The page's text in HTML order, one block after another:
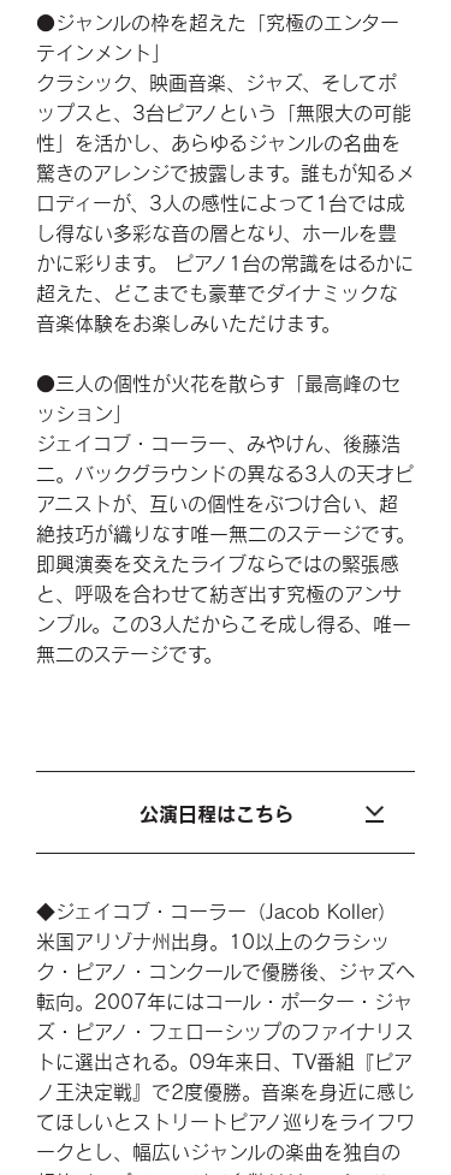
●ジャンルの枠を超えた「究極のエンター
テインメント」
クラシック、映画音楽、ジャズ、そしてポ
ップスと、3台ピアノという「無限大の可能
性」を活かし、あらゆるジャンルの名曲を
驚きのアレンジで披露します。誰もが知るメ
ロディーが、3人の感性によって1台では成
し得ない多彩な音の層となり、ホールを豊
かに彩ります。 ピアノ1台の常識をはるかに
超えた、どこまでも豪華でダイナミックな
音楽体験をお楽しみいただけます。
●三人の個性が火花を散らす「最高峰のセ
ッション」
ジェイコブ・コーラー、みやけん、後藤浩
二。バックグラウンドの異なる3人の天才ピ
アニストが、互いの個性をぶつけ合い、超
絶技巧が織りなす唯一無二のステージです。
即興演奏を交えたライブならではの緊張感
と、呼吸を合わせて紡ぎ出す究極のアンサ
ンブル。この3人だからこそ成し得る、唯一
無二のステージです。
公演日程はこちら
◆ジェイコブ・コーラー（Jacob Koller）
米国アリゾナ州出身。10以上のクラシッ
ク・ピアノ・コンクールで優勝後、ジャズへ
転向。2007年にはコール・ポーター・ジャ
ズ・ピアノ・フェローシップのファイナリス
トに選出される。09年来日、TV番組『ピア
ノ王決定戦』で2度優勝。音楽を身近に感じ
てほしいとストリートピアノ巡りをライフワ
ークとし、幅広いジャンルの楽曲を独自の